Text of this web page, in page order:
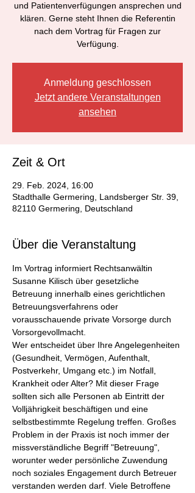
und Patientenverfügungen ansprechen und
klären. Gerne steht Ihnen die Referentin
nach dem Vortrag für Fragen zur
Verfügung.
Anmeldung geschlossen
Jetzt andere Veranstaltungen
ansehen
Zeit & Ort
29. Feb. 2024, 16:00
Stadthalle Germering, Landsberger Str. 39,
82110 Germering, Deutschland
Über die Veranstaltung
Im Vortrag informiert Rechtsanwältin
Susanne Kilisch über gesetzliche
Betreuung innerhalb eines gerichtlichen
Betreuungsverfahrens oder
vorausschauende private Vorsorge durch
Vorsorgevollmacht.
Wer entscheidet über Ihre Angelegenheiten
(Gesundheit, Vermögen, Aufenthalt,
Postverkehr, Umgang etc.) im Notfall,
Krankheit oder Alter? Mit dieser Frage
sollten sich alle Personen ab Eintritt der
Volljährigkeit beschäftigen und eine
selbstbestimmte Regelung treffen. Großes
Problem in der Praxis ist noch immer der
missverständliche Begriff "Betreuung",
worunter weder persönliche Zuwendung
noch soziales Engagement durch Betreuer
verstanden werden darf. Viele Betroffene